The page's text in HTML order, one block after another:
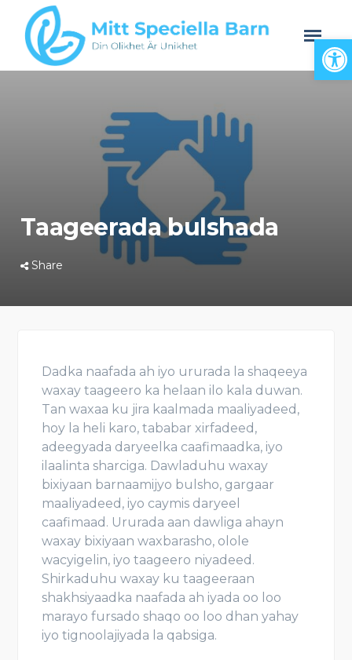
Taageerada bulshada
Share
Dadka naafada ah iyo ururada la shaqeeya
waxay taageero ka helaan ilo kala duwan.
Tan waxaa ku jira kaalmada maaliyadeed,
hoy la heli karo, tababar xirfadeed,
adeegyada daryeelka caafimaadka, iyo
ilaalinta sharciga. Dawladuhu waxay
bixiyaan barnaamijyo bulsho, gargaar
maaliyadeed, iyo caymis daryeel
caafimaad. Ururada aan dawliga ahayn
waxay bixiyaan waxbarasho, olole
wacyigelin, iyo taageero niyadeed.
Shirkaduhu waxay ku taageeraan
shakhsiyaadka naafada ah iyada oo loo
marayo fursado shaqo oo loo dhan yahay
iyo tignoolajiyada la qabsiga.